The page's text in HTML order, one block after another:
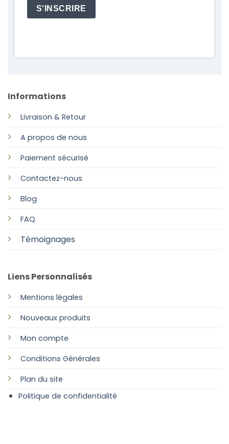
Informations
Livraison & Retour
A propos de nous
Paiement sécurisé
Contactez-nous
Blog
FAQ
Témoignages
Liens Personnalisés
Mentions légales
Nouveaux produits
Mon compte
Conditions Générales
Plan du site
Politique de confidentialité
S'INSCRIRE